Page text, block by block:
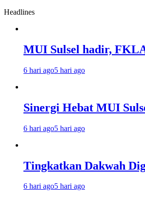
Headlines
MUI Sulsel hadir,
6 hari ago5 hari ago
Sinergi Hebat MUI
6 hari ago5 hari ago
Tingkatkan Dakwah
6 hari ago5 hari ago